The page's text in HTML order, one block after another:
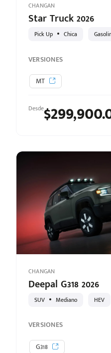
Star Truck 2026
CHANGAN
Pick Up Chica
VERSIONES
MT
Desde
Deepal G318 2026
CHANGAN
SUV Mediano HEV
VERSIONES
G318